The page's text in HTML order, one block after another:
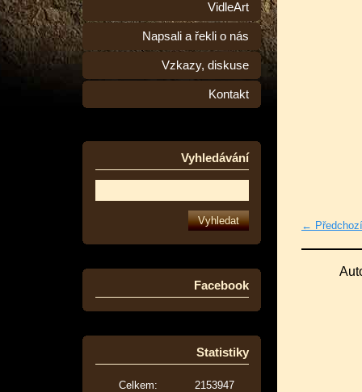
VidleArt
Napsali a řekli o nás
Vzkazy, diskuse
Kontakt
Vyhledávání
Facebook
Statistiky
Celkem:
2153947
← Předchozí